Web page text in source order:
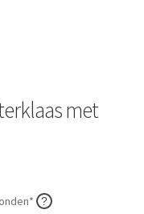
met